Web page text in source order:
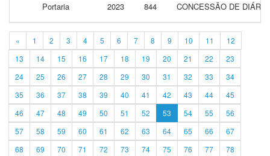
Portaria 2023 844 CONCESSÃO DE
« 1 2 3 4 5 6 7 8 9 10 11
12
13
14 15 16 17 18 19 20 21 22
23
24
25 26 27 28 29 30 31 32 33
34
35
36 37 38 39 40 41 42 43 44
45
46
47 48 49 50 51 52 53 54 55
56
57
58 59 60 61 62 63 64 65 66
67
68
69 70 71 72 73 74 75 76 77 78